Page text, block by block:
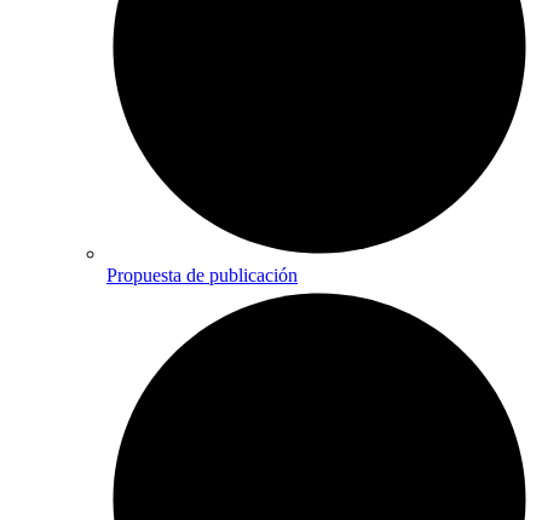
Propuesta de publicación